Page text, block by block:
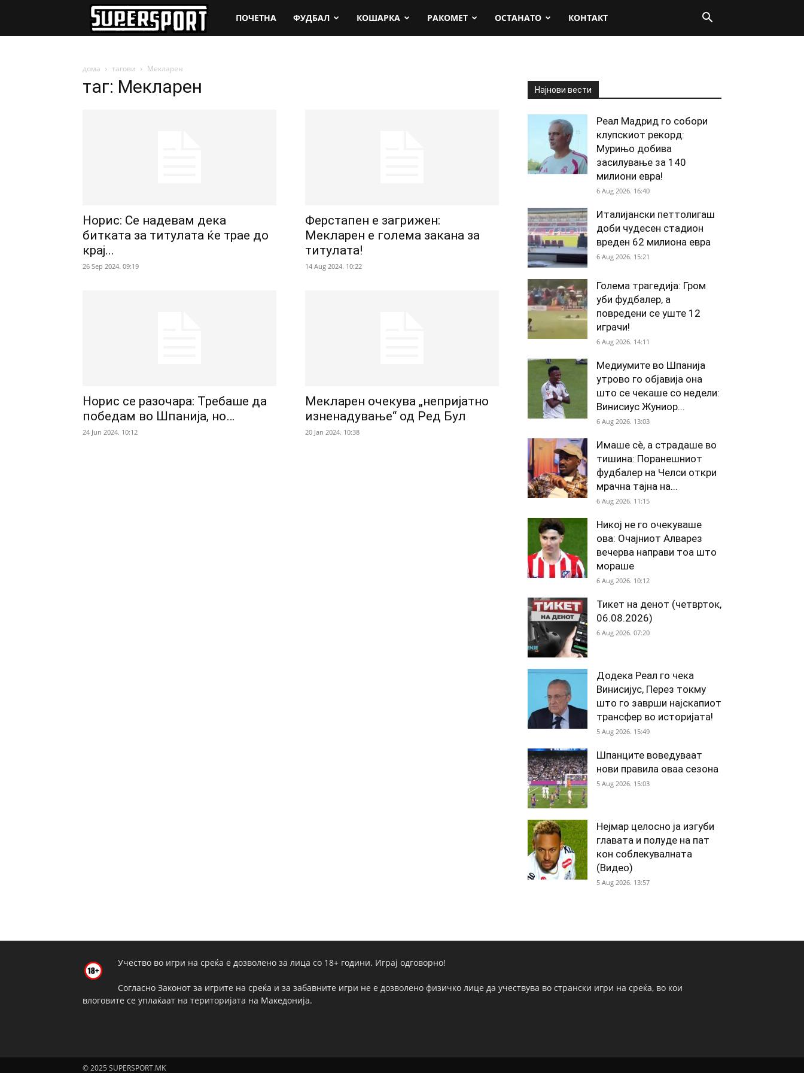
SuperSport.mk
ПОЧЕТНА ФУДБАЛ КОШАРКА РАКОМЕТ ОСТАНАТО КОНТАКТ
дома тагови Мекларен
таг: Мекларен
Норис: Се надевам дека
битката за титулата ќе трае до
крај...
26 Sep 2024. 09:19
Ферстапен е загрижен:
Мекларен е голема закана за
титулата!
14 Aug 2024. 10:22
Норис се разочара: Требаше да
победам во Шпанија, но…
24 Jun 2024. 10:12
Мекларен очекува „непријатно
изненадување“ од Ред Бул
20 Jan 2024. 10:38
Најнови вести
Реал Мадрид го собори
клупскиот рекорд:
Мурињо добива
засилување за 140
милиони евра!
6 Aug 2026. 16:40
Италијански петтолигаш
доби чудесен стадион
вреден 62 милиона евра
6 Aug 2026. 15:21
Голема трагедија: Гром
уби фудбалер, а
повредени се уште 12
играчи!
6 Aug 2026. 14:11
Медиумите во Шпанија
утрово го објавија она
што се чекаше со недели:
Винисиус Жуниор...
6 Aug 2026. 13:03
Имаше сè, а страдаше во
тишина: Поранешниот
фудбалер на Челси откри
мрачна тајна на...
6 Aug 2026. 11:15
Никој не го очекуваше
ова: Очајниот Алварез
вечерва направи тоа што
мораше
6 Aug 2026. 10:12
Тикет на денот (четврток,
06.08.2026)
6 Aug 2026. 07:20
Додека Реал го чека
Винисијус, Перез токму
што го заврши најскапиот
трансфер во историјата!
5 Aug 2026. 15:49
Шпанците воведуваат
нови правила оваа сезона
5 Aug 2026. 15:03
Нејмар целосно ја изгуби
главата и полуде на пат
кон соблекувалната
(Видео)
5 Aug 2026. 13:57
Учество во игри на среќа е дозволено за лица со 18+ години. Играј одговорно!
Согласно Законот за игрите на среќа и за забавните игри не е дозволено физичко лице да учествува во странски игри на среќа, во кои
влоговите се уплаќаат на територијата на Македонија.
© 2025 SUPERSPORT.MK